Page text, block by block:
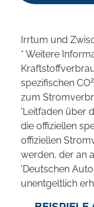
Irrtum und
* Weitere
spezifischen CO2
zum
'Leitfaden über
die offiziellen
offiziellen
werden, der an
'Deutschen
unentgeltlich